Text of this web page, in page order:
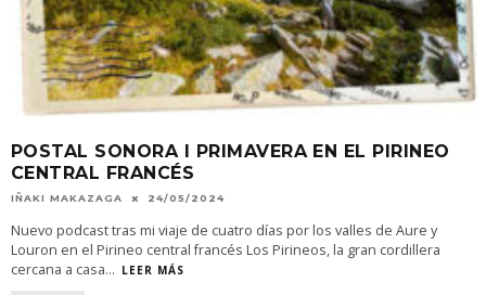
POSTAL SONORA I PRIMAVERA EN EL PIRINEO
CENTRAL FRANCÉS
IÑAKI MAKAZAGA 24/05/2024
Nuevo podcast tras mi viaje de cuatro días por los valles de Aure y
Louron en el Pirineo central francés Los Pirineos, la gran cordillera
cercana a casa... LEER MÁS